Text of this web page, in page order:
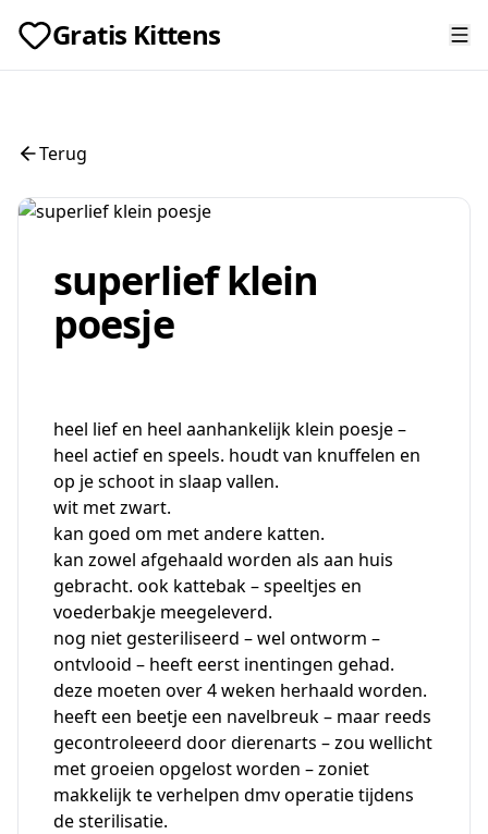
Gratis Kittens
Terug
superlief klein
poesje
heel lief en heel aanhankelijk klein poesje –
heel actief en speels. houdt van knuffelen en
op je schoot in slaap vallen.
wit met zwart.
kan goed om met andere katten.
kan zowel afgehaald worden als aan huis
gebracht. ook kattebak – speeltjes en
voederbakje meegeleverd.
nog niet gesteriliseerd – wel ontworm –
ontvlooid – heeft eerst inentingen gehad.
deze moeten over 4 weken herhaald worden.
heeft een beetje een navelbreuk – maar reeds
gecontroleeerd door dierenarts – zou wellicht
met groeien opgelost worden – zoniet
makkelijk te verhelpen dmv operatie tijdens
de sterilisatie.